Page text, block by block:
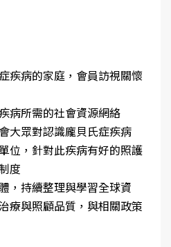
疾病的家庭，會員訪視關懷
病所需的社會資源網絡
大眾對認識龐貝氏症疾病
位，針對此疾病有好的照護
度
，持續整理與學習全球資
療與照顧品質，與相關政策